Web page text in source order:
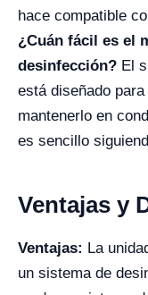
hace compatible
¿Cuán fácil es el
desinfección? El
está diseñado
mantenerlo en
es sencillo
Ventajas y
Ventajas: La
un sistema de